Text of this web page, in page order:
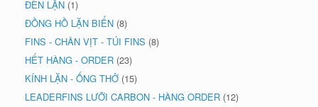
ĐÈN LẶN (1)
ĐỒNG HỒ LẶN BIỂN (8)
FINS - CHÂN VỊT - TÚI FINS (8)
HẾT HÀNG - ORDER (23)
KÍNH LẶN - ỐNG THỞ (15)
LEADERFINS LƯỠI CARBON - HÀNG ORDER (12)